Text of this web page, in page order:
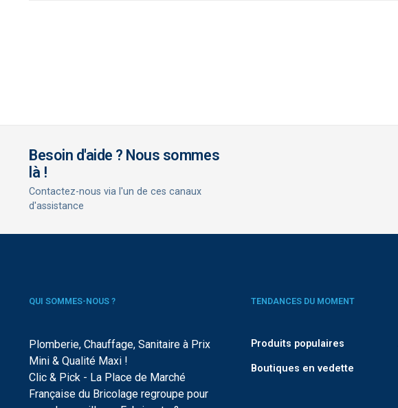
Besoin d'aide ? Nous sommes
là !
Contactez-nous via l'un de ces canaux
d'assistance
QUI SOMMES-NOUS ?
Plomberie, Chauffage, Sanitaire à Prix
Mini & Qualité Maxi !
Clic & Pick - La Place de Marché
Française du Bricolage regroupe pour
TENDANCES DU MOMENT
Produits populaires
Boutiques en vedette